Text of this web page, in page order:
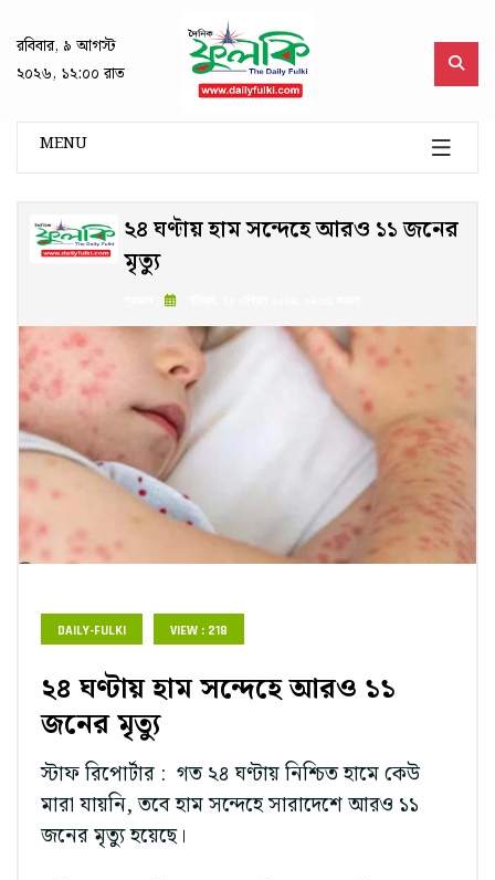
রবিবার, ৯ আগস্ট
২০২৬, ১২:০০ রাত
MENU
২৪ ঘণ্টায় হাম সন্দেহে আরও ১১ জনের
মৃত্যু
DAILY-FULKI VIEW : 218
২৪ ঘণ্টায় হাম সন্দেহে আরও ১১
জনের মৃত্যু
স্টাফ রিপোর্টার : গত ২৪ ঘণ্টায় নিশ্চিত হামে কেউ
মারা যায়নি, তবে হাম সন্দেহে সারাদেশে আরও ১১
জনের মৃত্যু হয়েছে।